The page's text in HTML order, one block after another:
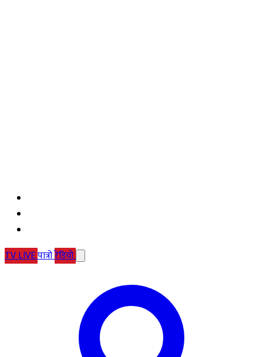
TVLIVEपात्रोरेडियो